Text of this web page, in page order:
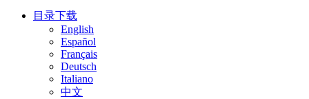
目录下载
English
Español
Français
Deutsch
Italiano
中文